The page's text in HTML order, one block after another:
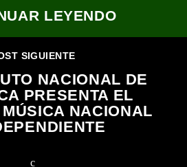
LEYENDO
SIGUIENTE
NACIONAL DE
PRESENTA EL
NACIONAL